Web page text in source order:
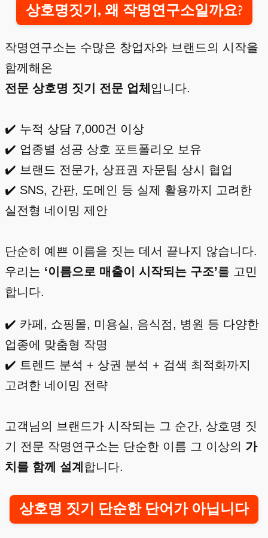
상호명짓기, 왜 작명연구소일까요?
작명연구소는 수많은 창업자와 브랜드의 시작을
함께해온
전문 상호명 짓기 전문 업체 입니다.
✔️ 누적 상담 7,000건 이상
✔️ 업종별 성공 상호 포트폴리오 보유
✔️ 브랜드 전문가, 상표권 자문팀 상시 협업
✔️ SNS, 간판, 도메인 등 실제 활용까지 고려한
실전형 네이밍 제안
단순히 예쁜 이름을 짓는 데서 끝나지 않습니다.
우리는 ‘이름으로 매출이 시작되는 구조’를 고민
합니다.
✔️ 카페, 쇼핑몰, 미용실, 음식점, 병원 등 다양한
업종에 맞춤형 작명
✔️ 트렌드 분석 + 상권 분석 + 검색 최적화까지
고려한 네이밍 전략
고객님의 브랜드가 시작되는 그 순간, 상호명 짓
기 전문 작명연구소는 단순한 이름 그 이상의 가
치를 함께 설계 합니다.
상호명 짓기 단순한 단어가 아닙니다